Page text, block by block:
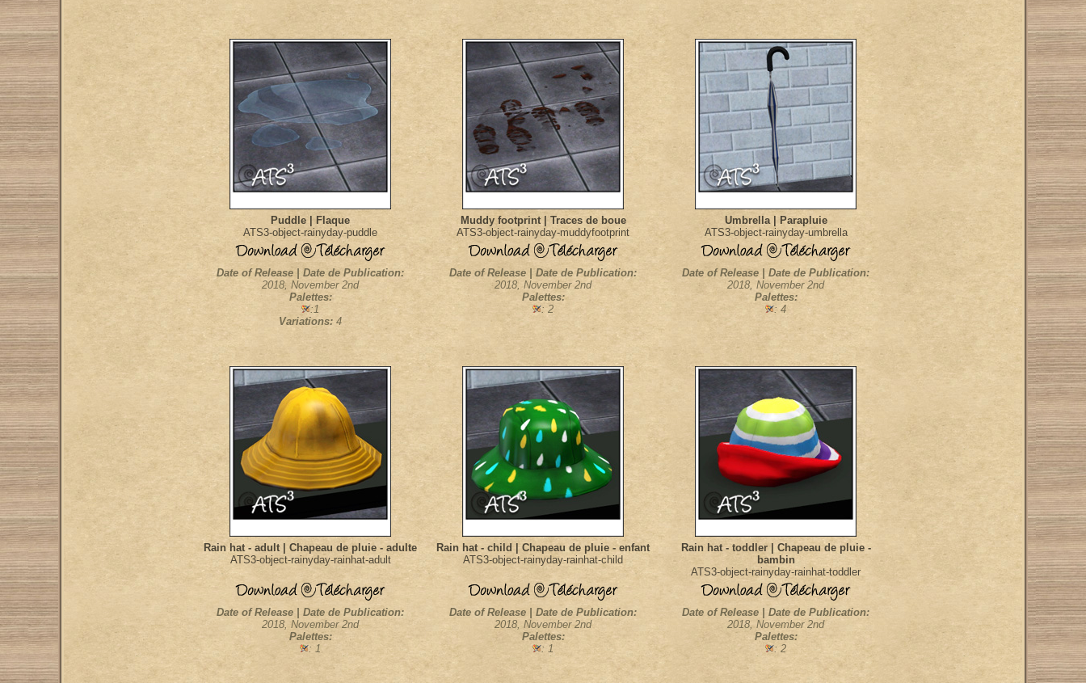
Puddle | Flaque
ATS3-object-rainyday-puddle
Muddy footprint | Traces de boue
ATS3-object-rainyday-muddyfootprint
Umbrella | Parapluie
ATS3-object-rainyday-umbrella
Date of Release | Date de Publication:
2018, November 2nd
Palettes:
:1
Variations: 4
Date of Release | Date de Publication:
2018, November 2nd
Palettes:
: 2
Date of Release | Date de Publication:
2018, November 2nd
Palettes:
: 4
Rain hat - adult | Chapeau de pluie - adulte
ATS3-object-rainyday-rainhat-adult
Rain hat - child | Chapeau de pluie - enfant
ATS3-object-rainyday-rainhat-child
Rain hat - toddler | Chapeau de pluie -
bambin
ATS3-object-rainyday-rainhat-toddler
Date of Release | Date de Publication:
2018, November 2nd
Palettes:
: 1
Date of Release | Date de Publication:
2018, November 2nd
Palettes:
: 1
Date of Release | Date de Publication:
2018, November 2nd
Palettes:
: 2